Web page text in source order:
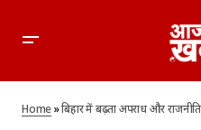
हालात
Home»बिहार में बढ़ता अपराध और